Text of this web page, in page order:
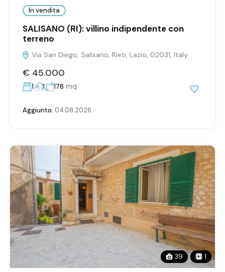
In vendita
SALISANO (RI): villino indipendente con
terreno
Via San Diego, Salisano, Rieti, Lazio, 02031, Italy
€ 45.000
1 1 178 mq
Aggiunto: 04.08.2026
39 1